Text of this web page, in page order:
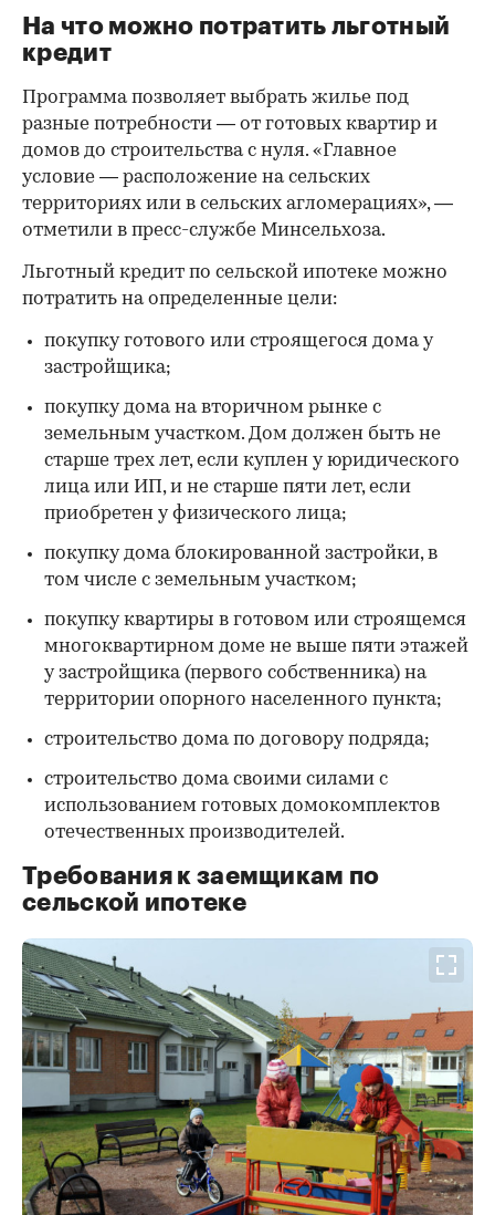
На что можно потратить льготный
кредит
Программа позволяет выбрать жилье под
разные потребности — от готовых квартир и
домов до строительства с нуля. «Главное
условие — расположение на сельских
территориях или в сельских агломерациях», —
отметили в пресс-службе Минсельхоза.
Льготный кредит по сельской ипотеке можно
потратить на определенные цели:
покупку готового или строящегося дома у
застройщика;
покупку дома на вторичном рынке с
земельным участком. Дом должен быть не
старше трех лет, если куплен у юридического
лица или ИП, и не старше пяти лет, если
приобретен у физического лица;
покупку дома блокированной застройки, в
том числе с земельным участком;
покупку квартиры в готовом или строящемся
многоквартирном доме не выше пяти этажей
у застройщика (первого собственника) на
территории опорного населенного пункта;
строительство дома по договору подряда;
строительство дома своими силами с
использованием готовых домокомплектов
отечественных производителей.
Требования к заемщикам по
сельской ипотеке